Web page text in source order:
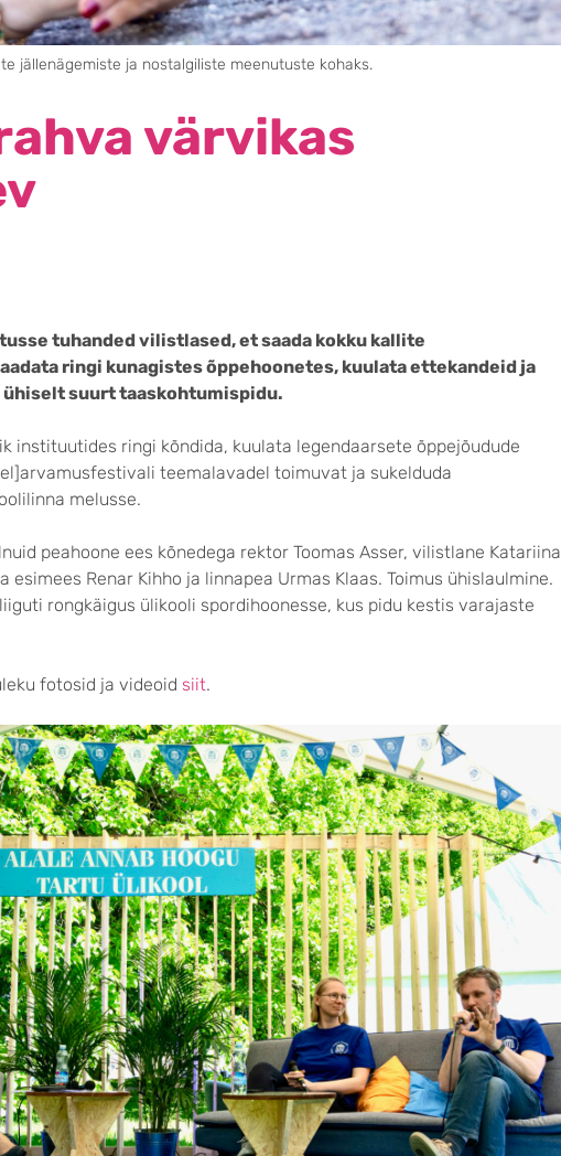
jällenägemiste ja nostalgiliste meenutuste kohaks.
värvikas
tuhanded vilistlased, et saada kokku kallite
ringi kunagistes õppehoonetes, kuulata ettekandeid ja
suurt taaskohtumispidu.
instituutides ringi kõndida, kuulata legendaarsete õppejõudude
teemalavadel toimuvat ja sukelduda
melusse.
peahoone ees kõnedega rektor Toomas Asser, vilistlane Katariina
esimees Renar Kihho ja linnapea Urmas Klaas. Toimus ühislaulmine.
rongkäigus ülikooli spordihoonesse, kus pidu kestis varajaste
fotosid ja videoid siit.